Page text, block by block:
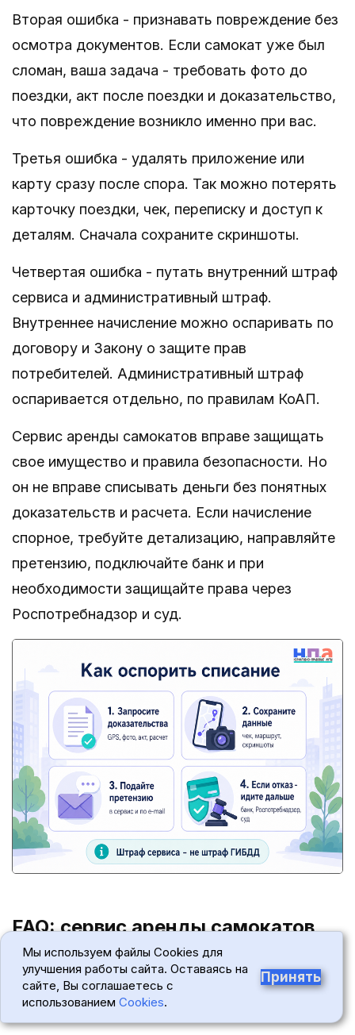
Вторая ошибка - признавать повреждение без
осмотра документов. Если самокат уже был
сломан, ваша задача - требовать фото до
поездки, акт после поездки и доказательство,
что повреждение возникло именно при вас.
Третья ошибка - удалять приложение или
карту сразу после спора. Так можно потерять
карточку поездки, чек, переписку и доступ к
деталям. Сначала сохраните скриншоты.
Четвертая ошибка - путать внутренний штраф
сервиса и административный штраф.
Внутреннее начисление можно оспаривать по
договору и Закону о защите прав
потребителей. Административный штраф
оспаривается отдельно, по правилам КоАП.
Сервис аренды самокатов вправе защищать
свое имущество и правила безопасности. Но
он не вправе списывать деньги без понятных
доказательств и расчета. Если начисление
спорное, требуйте детализацию, направляйте
претензию, подключайте банк и при
необходимости защищайте права через
Роспотребнадзор и суд.
FAQ: сервис аренды самокатов
списал штраф или деньги за
повреждение
Мы используем файлы Cookies для
улучшения работы сайта. Оставаясь на
сайте, Вы соглашаетесь с
использованием Cookies.
Принять